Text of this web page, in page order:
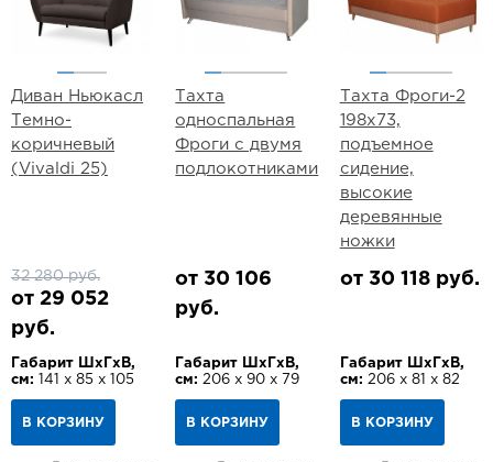
Диван Ньюкасл
Темно-
коричневый
(Vivaldi 25)
32 280 руб.
от 29 052
руб.
Габарит ШхГхВ,
см: 141 х 85 х 105
В КОРЗИНУ
Тахта
односпальная
Фроги с двумя
подлокотниками
от 30 106
руб.
Габарит ШхГхВ,
см: 206 х 90 х 79
В КОРЗИНУ
Тахта Фроги-2
198х73,
подъемное
сидение,
высокие
деревянные
ножки
от 30 118 руб.
Габарит ШхГхВ,
см: 206 х 81 х 82
В КОРЗИНУ